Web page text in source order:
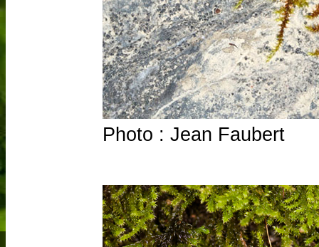
Photo : Jean Faubert